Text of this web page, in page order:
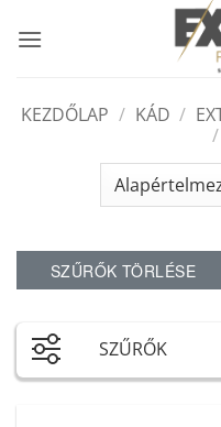
KEZDŐLAP / KÁD /
/
SZŰRŐK TÖRLÉSE
SZŰRŐK